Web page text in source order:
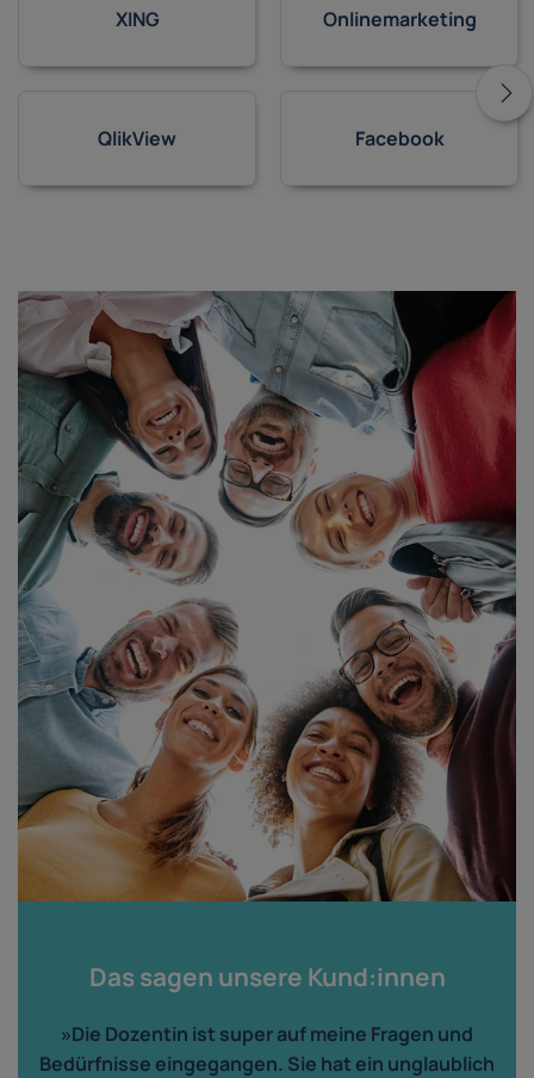
XING
QlikView
Onlinemarketing
Facebook
Das sagen unsere Kund:innen
»Die Dozentin ist super auf meine Fragen und
Bedürfnisse eingegangen. Sie hat ein unglaublich